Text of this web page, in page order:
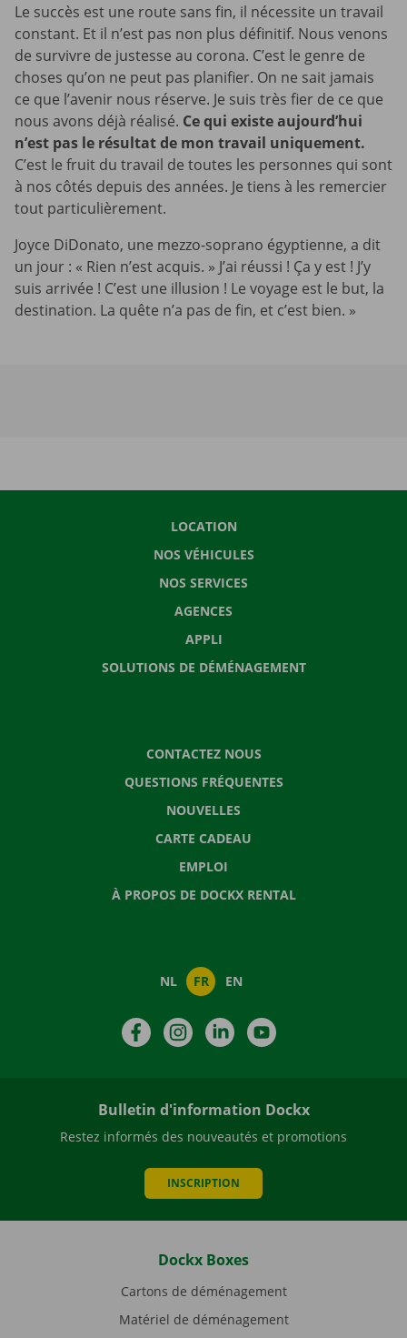
Le succès est une route sans fin, il nécessite un travail
constant. Et il n’est pas non plus définitif. Nous venons
de survivre de justesse au corona. C’est le genre de
choses qu’on ne peut pas planifier. On ne sait jamais
ce que l’avenir nous réserve. Je suis très fier de ce que
nous avons déjà réalisé. Ce qui existe aujourd’hui
n’est pas le résultat de mon travail uniquement.
C’est le fruit du travail de toutes les personnes qui sont
à nos côtés depuis des années. Je tiens à les remercier
tout particulièrement.
Joyce DiDonato, une mezzo-soprano égyptienne, a dit
un jour : « Rien n’est acquis. » J’ai réussi ! Ça y est ! J’y
suis arrivée ! C’est une illusion ! Le voyage est le but, la
destination. La quête n’a pas de fin, et c’est bien. »
LOCATION
NOS VÉHICULES
NOS SERVICES
AGENCES
APPLI
SOLUTIONS DE DÉMÉNAGEMENT
CONTACTEZ NOUS
QUESTIONS FRÉQUENTES
NOUVELLES
CARTE CADEAU
EMPLOI
À PROPOS DE DOCKX RENTAL
NL FR EN
FacebookInstagramLinkedIn
Bulletin d'information Dockx
Restez informés des nouveautés et promotions
INSCRIPTION
Dockx Boxes
Cartons de déménagement
Matériel de déménagement